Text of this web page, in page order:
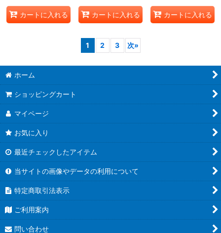
カートに入れる カートに入れる カートに入れる
1 2 3 次»
ホーム
ショッピングカート
マイページ
お気に入り
最近チェックしたアイテム
当サイトの画像やデータの利用について
特定商取引法表示
ご利用案内
問い合わせ